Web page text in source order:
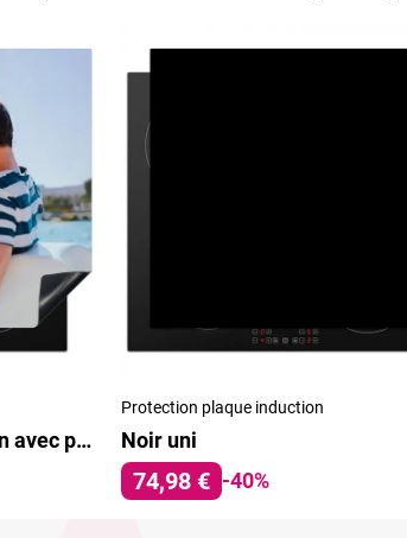
Protection plaque induction avec photo
Protection plaque induction
Noir uni
74,98 € -40%